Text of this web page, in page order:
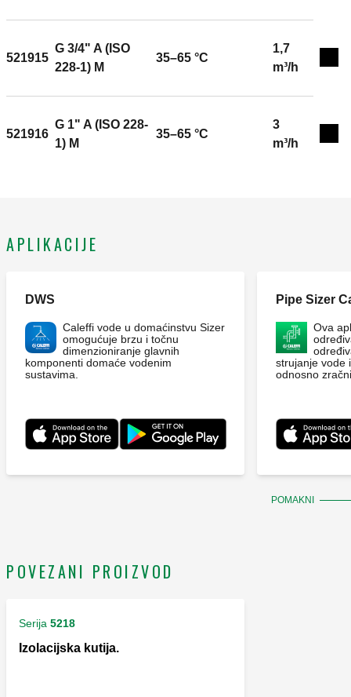
521915
G 3/4" A (ISO
228-1) M
35–65 °C
1,7
m³/h
521916
G 1" A (ISO 228-
1) M
35–65 °C
3
m³/h
APLIKACIJE
DWS
Caleffi vode u domaćinstvu Sizer
omogućuje brzu i točnu
dimenzioniranje glavnih
komponenti domaće vodenim
sustavima.
Pipe Sizer
Ova
strujanje vode
odnosno
POMAKNI
POVEZANI PROIZVOD
Serija 5218
Izolacijska kutija.